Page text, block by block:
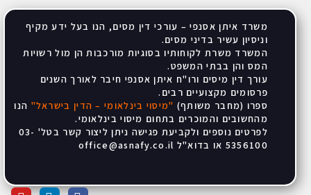
משרד איתן אסנפי – עורכי דין מסים, הנו בעל ידע מקיף
וניסיון עשיר בדיני מסים.
המשרד משרת לקוחותיו בסוגיות מורכבות הן מול רשויות
המס והן בבתי המשפט.
עורך דין מיסים ורו"ח איתן אסנפי חיבר לאורך השנים
פרסומים מקצועיים רבים .
ספרו (מחבר משותף) "מיסוי בינלאומי – הדין בישראל" הנו
מהחשובים והמוכרים בתחום מיסוי בינלאומי.
לפרטים נוספים ולקביעת פגישה ניתן ליצור קשר בטל' 03-
5356100 או בדוא"ל
office@asnafy.co.il